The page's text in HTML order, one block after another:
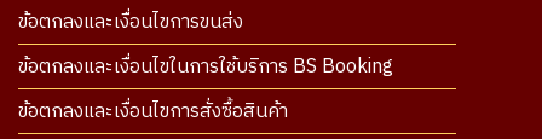
ข้อตกลงและเงื่อนไขการขนส่ง
ข้อตกลงและเงื่อนไขในการใช้บริการ BS Booking
ข้อตกลงและเงื่อนไขการสั่งซื้อสินค้า